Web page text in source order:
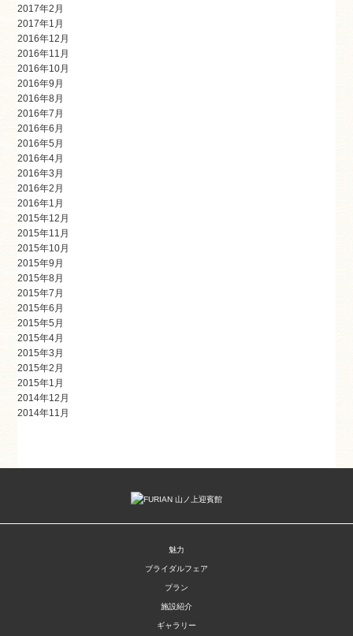
2017年2月
2017年1月
2016年12月
2016年11月
2016年10月
2016年9月
2016年8月
2016年7月
2016年6月
2016年5月
2016年4月
2016年3月
2016年2月
2016年1月
2015年12月
2015年11月
2015年10月
2015年9月
2015年8月
2015年7月
2015年6月
2015年5月
2015年4月
2015年3月
2015年2月
2015年1月
2014年12月
2014年11月
魅力
ブライダルフェア
プラン
施設紹介
ギャラリー